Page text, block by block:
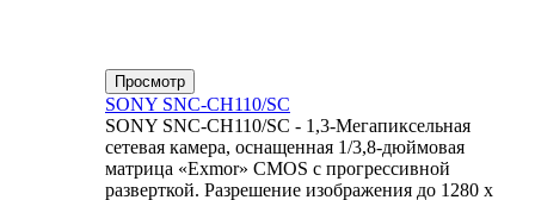
Просмотр
SONY SNC-CH110/SC
SONY SNC-CH110/SC - 1,3-Мегапиксельная
сетевая камера, оснащенная 1/3,8-дюймовая
матрица «Exmor» CMOS с прогрессивной
разверткой. Разрешение изображения до 1280 x